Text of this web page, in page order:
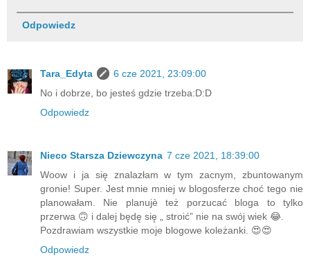
Odpowiedz
Tara_Edyta
6 cze 2021, 23:09:00
No i dobrze, bo jesteś gdzie trzeba:D:D
Odpowiedz
Nieco Starsza Dziewczyna 7 cze 2021, 18:39:00
Woow i ja się znalazłam w tym zacnym, zbuntowanym
gronie! Super. Jest mnie mniej w blogosferze choć tego nie
planowałam. Nie planujè też porzucać bloga to tylko
przerwa 🙃 i dalej będę się „ stroić” nie na swój wiek 😂.
Pozdrawiam wszystkie moje blogowe koleżanki. 😍😍
Odpowiedz